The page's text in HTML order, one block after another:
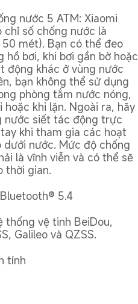
nước 5 ATM: Xiaomi
chỉ số chống nước là
50 mét). Bạn có thể đeo
hồ bơi, khi bơi gần bờ hoặc
động khác ở vùng nước
bạn không thể sử dụng
phòng tắm nước nóng,
hoặc khi lặn. Ngoài ra, hãy
nước siết tác động trực
khi tham gia các hoạt
nước. Mức độ chống
là vĩnh viễn và có thể sẽ
thời gian.
5.4
thống vệ tinh BeiDou,
Galileo và QZSS.
tính